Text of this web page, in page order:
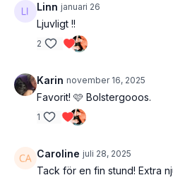
Linn januari 26
Ljuvligt !!
2
Karin november 16, 2025
Favorit! 🩷 Bolstergooos.
1
Caroline juli 28, 2025
Tack för en fin stund! Extra